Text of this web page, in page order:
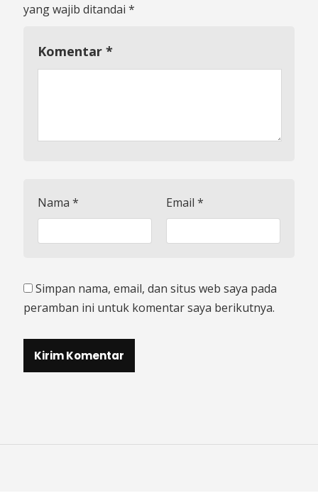
yang wajib ditandai *
Komentar *
Nama * Email *
Simpan nama, email, dan situs web saya pada
peramban ini untuk komentar saya berikutnya.